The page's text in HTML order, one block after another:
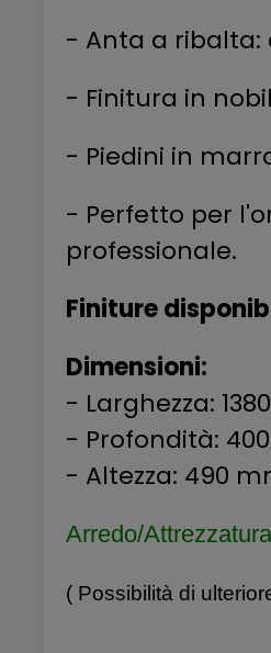
- Anta a ribalta:
- Finitura in
- Piedini in
- Perfetto per
professionale.
Finiture
Dimensioni:
- Larghezza:
- Profondità:
- Altezza: 490
Arredo/Attrezzatura
( Possibilità di